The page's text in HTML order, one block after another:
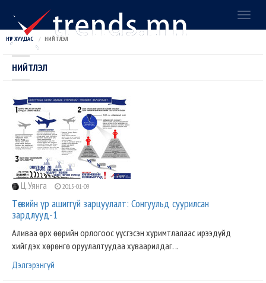
НҮҮР ХУУДАС НИЙТЛЭЛ
НИЙТЛЭЛ
Ц.Уянга 2015-01-09
Төсвийн үр ашиггүй зарцуулалт: Сонгуульд суурилсан
зардлууд-1
Аливаа өрх өөрийн орлогоос үүсгэсэн хуримтлалаас ирээдүйд
хийгдэх хөрөнгө оруулалтуудаа хуваарилдаг. ..
Дэлгэрэнгүй